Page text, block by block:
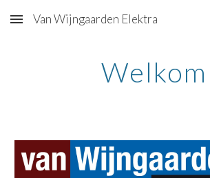
Skip to main content
Van Wijngaarden Elektra
Welkom